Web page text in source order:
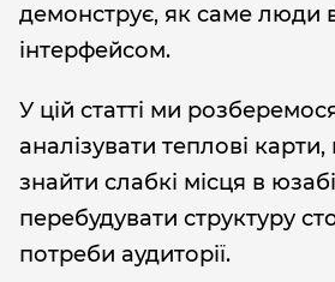
демонструє, як саме люди
інтерфейсом.
У цій статті ми
аналізувати теплові
знайти слабкі місця в
перебудувати структуру
потреби аудиторії.